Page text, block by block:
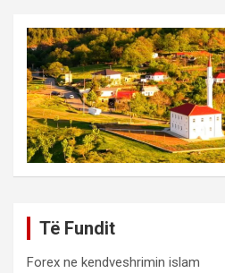
Të Fundit
Forex ne kendveshrimin islam